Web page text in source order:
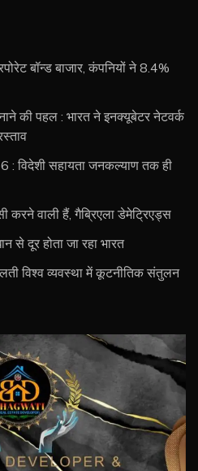
बॉन्ड बाजार, कंपनियों ने 8.4%
की पहल : भारत ने इनक्यूबेटर नेटवर्क
विदेशी सहायता जनकल्याण तक ही
करने वाली हैं, गैब्रिएला डेमेट्रिएड्स
से दूर होता जा रहा भारत
विश्व व्यवस्था में कूटनीतिक संतुलन